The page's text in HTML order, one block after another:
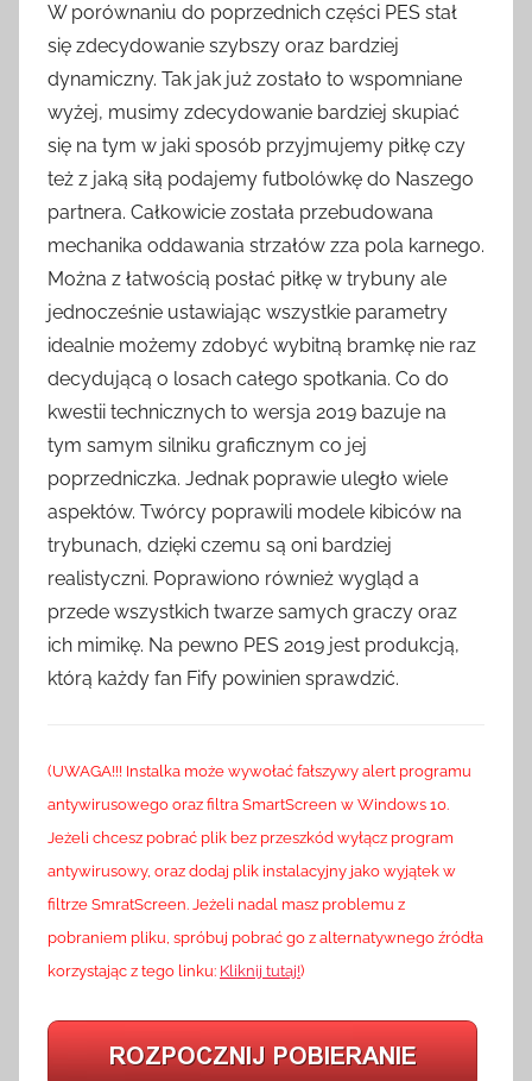
W porównaniu do poprzednich części PES stał
się zdecydowanie szybszy oraz bardziej
dynamiczny. Tak jak już zostało to wspomniane
wyżej, musimy zdecydowanie bardziej skupiać
się na tym w jaki sposób przyjmujemy piłkę czy
też z jaką siłą podajemy futbolówkę do Naszego
partnera. Całkowicie została przebudowana
mechanika oddawania strzałów zza pola karnego.
Można z łatwością posłać piłkę w trybuny ale
jednocześnie ustawiając wszystkie parametry
idealnie możemy zdobyć wybitną bramkę nie raz
decydującą o losach całego spotkania. Co do
kwestii technicznych to wersja 2019 bazuje na
tym samym silniku graficznym co jej
poprzedniczka. Jednak poprawie uległo wiele
aspektów. Twórcy poprawili modele kibiców na
trybunach, dzięki czemu są oni bardziej
realistyczni. Poprawiono również wygląd a
przede wszystkich twarze samych graczy oraz
ich mimikę. Na pewno PES 2019 jest produkcją,
którą każdy fan Fify powinien sprawdzić.
(UWAGA!!! Instalka może wywołać fałszywy alert programu
antywirusowego oraz filtra SmartScreen w Windows 10.
Jeżeli chcesz pobrać plik bez przeszkód wyłącz program
antywirusowy, oraz dodaj plik instalacyjny jako wyjątek w
filtrze SmratScreen. Jeżeli nadal masz problemu z
pobraniem pliku, spróbuj pobrać go z alternatywnego źródła
korzystając z tego linku: Kliknij tutaj!)